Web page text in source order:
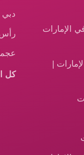
الإمارات
|
دبي
رأس
كل